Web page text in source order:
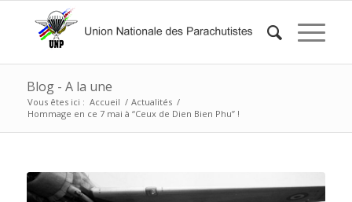
Blog - A la une
Vous êtes ici : Accueil / Actualités /
Hommage en ce 7 mai à “Ceux de Dien Bien Phu” !